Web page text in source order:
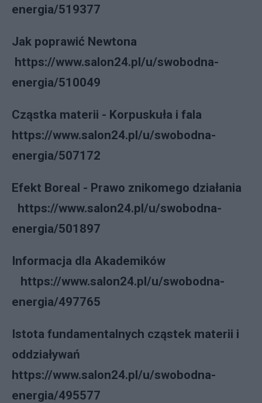
energia/519377
Jak poprawić Newtona
https://www.salon24.pl/u/swobodna-
energia/510049
Cząstka materii - Korpuskuła i fala
https://www.salon24.pl/u/swobodna-
energia/507172
Efekt Boreal - Prawo znikomego działania
https://www.salon24.pl/u/swobodna-
energia/501897
Informacja dla Akademików
https://www.salon24.pl/u/swobodna-
energia/497765
Istota fundamentalnych cząstek materii i
oddziaływań
https://www.salon24.pl/u/swobodna-
energia/495577